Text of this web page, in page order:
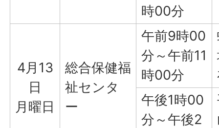
時00分
4月13
日
月曜日
総合保健福
祉センタ
ー
午前9時00
分～午前11
時00分
午後1時00
分～午後2